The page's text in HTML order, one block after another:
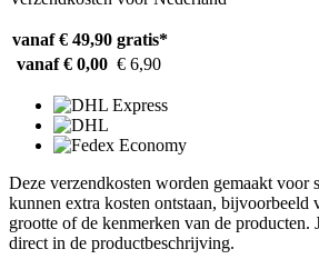
vanaf € 49,90 gratis*
vanaf € 0,00 € 6,90
Deze verzendkosten worden gemaakt voor
kunnen extra kosten ontstaan, bijvoorbeeld
grootte of de kenmerken van de producten.
direct in de productbeschrijving.